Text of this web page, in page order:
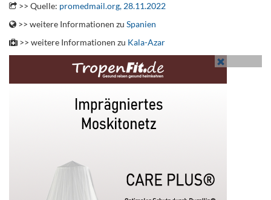
>> Quelle: promedmail.org, 28.11.2022
>> weitere Informationen zu Spanien
>> weitere Informationen zu Kala-Azar